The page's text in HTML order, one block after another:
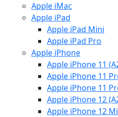
Apple iMac
Apple iPad
Apple iPad Mini
Apple iPad Pro
Apple iPhone
Apple iPhone 11
Apple iPhone 11
Apple iPhone 11
Apple iPhone 12
Apple iPhone 12